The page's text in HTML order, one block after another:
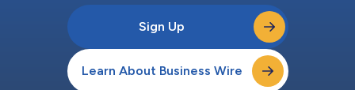
Sign Up
Learn About Business Wire